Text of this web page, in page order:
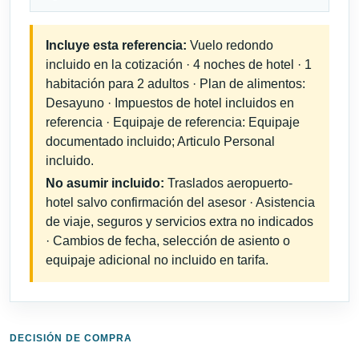
Incluye esta referencia: Vuelo redondo
incluido en la cotización · 4 noches de hotel · 1
habitación para 2 adultos · Plan de alimentos:
Desayuno · Impuestos de hotel incluidos en
referencia · Equipaje de referencia: Equipaje
documentado incluido; Articulo Personal
incluido.
No asumir incluido: Traslados aeropuerto-
hotel salvo confirmación del asesor · Asistencia
de viaje, seguros y servicios extra no indicados
· Cambios de fecha, selección de asiento o
equipaje adicional no incluido en tarifa.
DECISIÓN DE COMPRA